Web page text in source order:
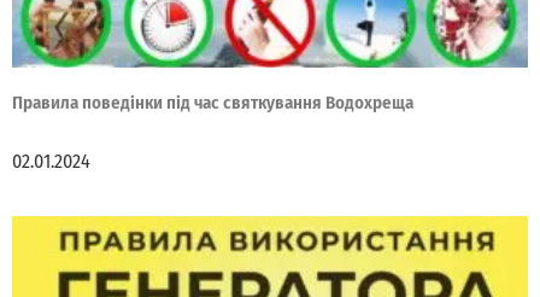
Правила поведінки під час святкування Водохреща
02.01.2024